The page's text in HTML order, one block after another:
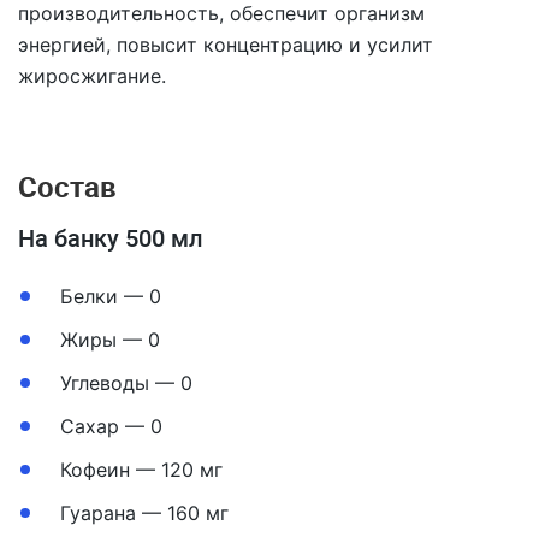
производительность, обеспечит организм
энергией, повысит концентрацию и усилит
жиросжигание.
Состав
На банку 500 мл
Белки — 0
Жиры — 0
Углеводы — 0
Сахар — 0
Кофеин — 120 мг
Гуарана — 160 мг